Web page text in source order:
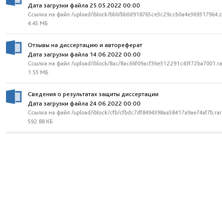
Дата загрузки файла 25.05.2022 00:00
Ссылка на файл /upload/iblock/bb0/
4.45 МБ
Отзывы на диссертацию и автореферат
Дата загрузки файла 14.06.2022 00:00
Ссылка на файл /upload/iblock/8ac/
1.55 МБ
Сведения о результатах защиты диссертации
Дата загрузки файла 24.06.2022 00:00
Ссылка на файл /upload/iblock/cfb/cfbdc7df8494398aa58417a9ae74af7b.rar
592.88 КБ